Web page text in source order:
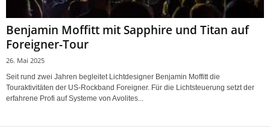
Benjamin Moffitt mit Sapphire und Titan auf
Foreigner-Tour
26. Mai 2025
Seit rund zwei Jahren begleitet Lichtdesigner Benjamin Moffitt die
Touraktivitäten der US-Rockband Foreigner. Für die Lichtsteuerung setzt der
erfahrene Profi auf Systeme von Avolites...